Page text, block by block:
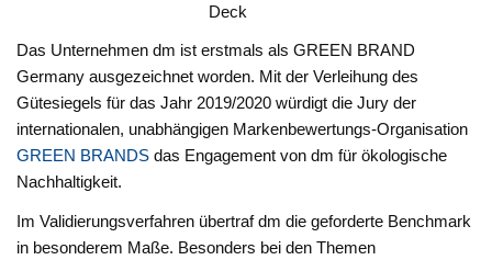
Deck
Das Unternehmen dm ist erstmals als GREEN BRAND
Germany ausgezeichnet worden. Mit der Verleihung des
Gütesiegels für das Jahr 2019/2020 würdigt die Jury der
internationalen, unabhängigen Markenbewertungs-Organisation
GREEN BRANDS das Engagement von dm für ökologische
Nachhaltigkeit.
Im Validierungsverfahren übertraf dm die geforderte Benchmark
in besonderem Maße. Besonders bei den Themen